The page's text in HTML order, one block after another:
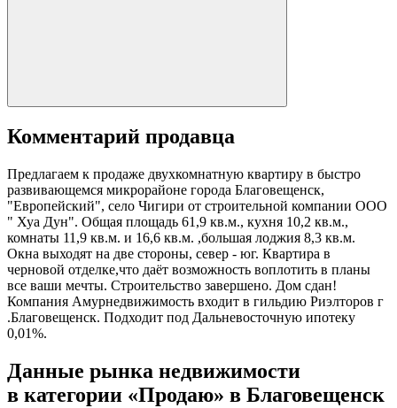
Комментарий продавца
Предлагаем к продаже двухкомнатную квартиру в быстро
развивающемся микрорайоне города Благовещенск,
"Европейский", село Чигири от строительной компании ООО
" Хуа Дун". Общая площадь 61,9 кв.м., кухня 10,2 кв.м.,
комнаты 11,9 кв.м. и 16,6 кв.м. ,большая лоджия 8,3 кв.м.
Окна выходят на две стороны, север - юг. Квартира в
черновой отделке,что даёт возможность воплотить в планы
все ваши мечты. Строительство завершено. Дом сдан!
Компания Амурнедвижимость входит в гильдию Риэлторов г
.Благовещенск. Подходит под Дальневосточную ипотеку
0,01%.
Данные рынка недвижимости
в категории «Продаю» в Благовещенск